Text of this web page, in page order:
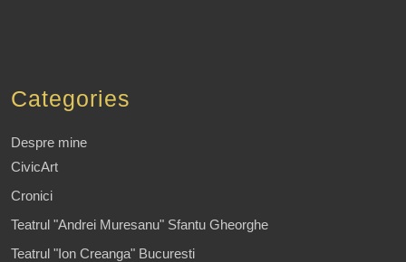
Categories
Despre mine
CivicArt
Cronici
Teatrul "Andrei Muresanu" Sfantu Gheorghe
Teatrul "Ion Creanga" Bucuresti